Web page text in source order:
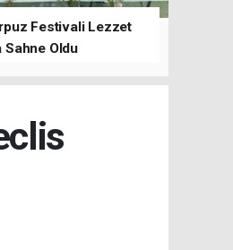
Festivali Lezzet
Sahne Oldu